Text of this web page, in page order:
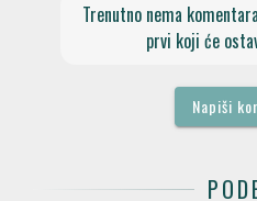
Trenutno nema
prvi koji će
Napiši